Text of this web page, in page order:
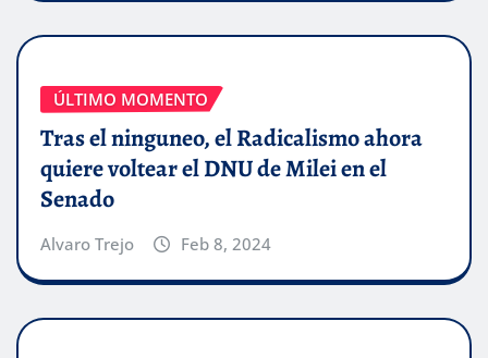
ÚLTIMO MOMENTO
Tras el ninguneo, el Radicalismo ahora
quiere voltear el DNU de Milei en el
Senado
Alvaro Trejo Feb 8, 2024